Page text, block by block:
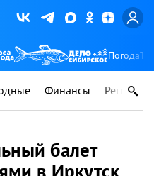
Погода
Финансы Регионы
балет
в Иркутск